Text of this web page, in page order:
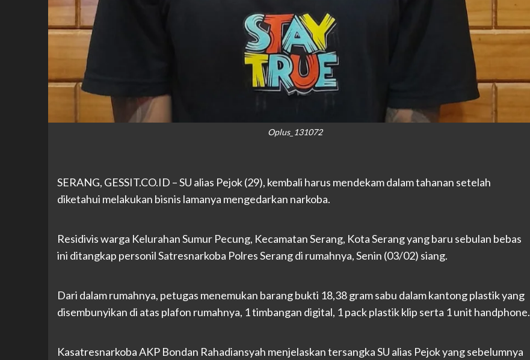
Oplus_131072
SERANG, GESSIT.CO.ID – SU alias Pejok (29), kembali harus mendekam dalam tahanan setelah
diketahui melakukan bisnis lamanya mengedarkan narkoba.
Residivis warga Kelurahan Sumur Pecung, Kecamatan Serang, Kota Serang yang baru sebulan bebas
ini ditangkap personil Satresnarkoba Polres Serang di rumahnya, Senin (03/02) siang.
Dari dalam rumahnya, petugas menemukan barang bukti 18,38 gram sabu dalam kantong plastik yang
disembunyikan di atas plafon rumahnya, 1 timbangan digital, 1 pack plastik klip serta 1 unit handphone.
Kasatresnarkoba AKP Bondan Rahadiansyah menjelaskan tersangka SU alias Pejok yang sebelumnya